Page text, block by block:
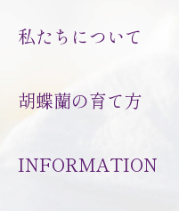
私たちについて
胡蝶蘭の育て方
INFORMATION